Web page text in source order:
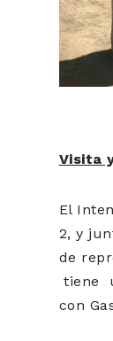
Visita
El
2, y
de
tiene
con